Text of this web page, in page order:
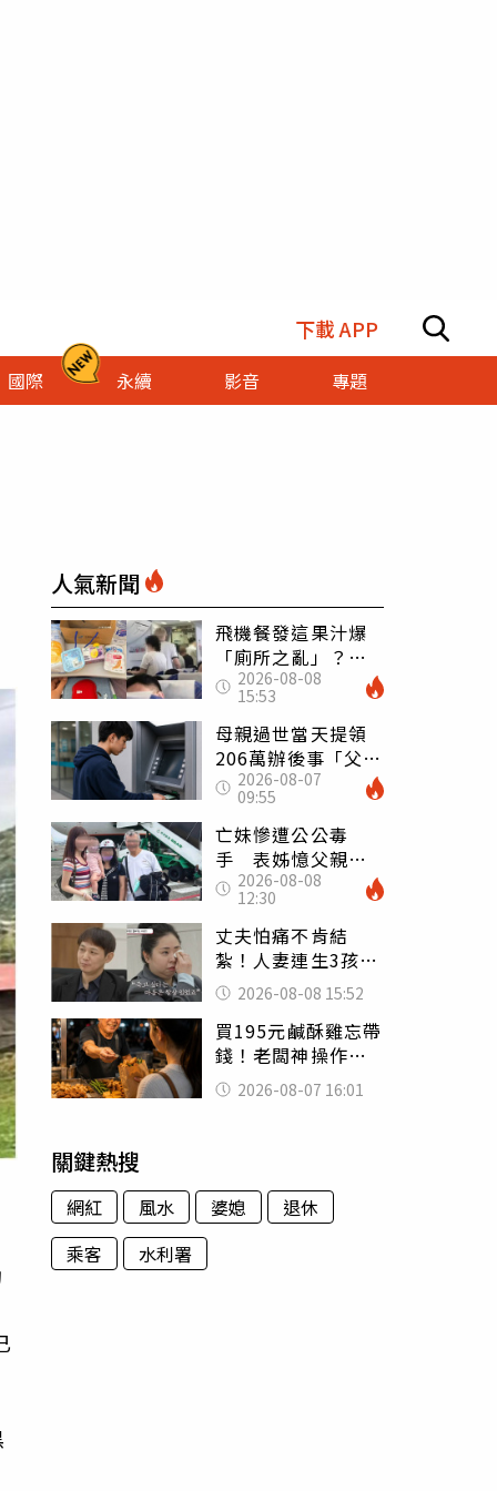
下載 APP
國際 永續 影音 專題
人氣新聞
飛機餐發這果汁爆
「廁所之亂」？乘
客崩潰：差點丟大
臉 醫揭3類人別亂
喝
2026-08-08
15:53
母親過世當天提領
206萬辦後事「父子
遭判刑」 律師：
搶錢先下手是罪
2026-08-07
09:55
亡妹慘遭公公毒
手 表姊憶父親節
前夕：小舅舅仍到
殯儀館陪她說話
2026-08-08
12:30
丈夫怕痛不肯結
紮！人妻連生3孩
控遭家暴淚喊：真
的好累
2026-08-08 15:52
買195元鹹酥雞忘帶
錢！老闆神操作
「倒找5元」 全網
看哭：這就是台灣
2026-08-07 16:01
關鍵熱搜
網紅 風水 婆媳
退休
乘客
水利署